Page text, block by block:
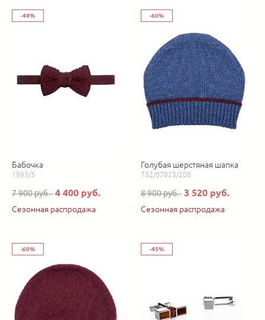
-44%
Бабочка
1993/5
7 900 руб.4 400 руб.
Сезонная распродажа
-60%
Голубая шерстяная шапка
732/07023/208
8 900 руб. 3 520 руб.
Сезонная распродажа
-60% -45%